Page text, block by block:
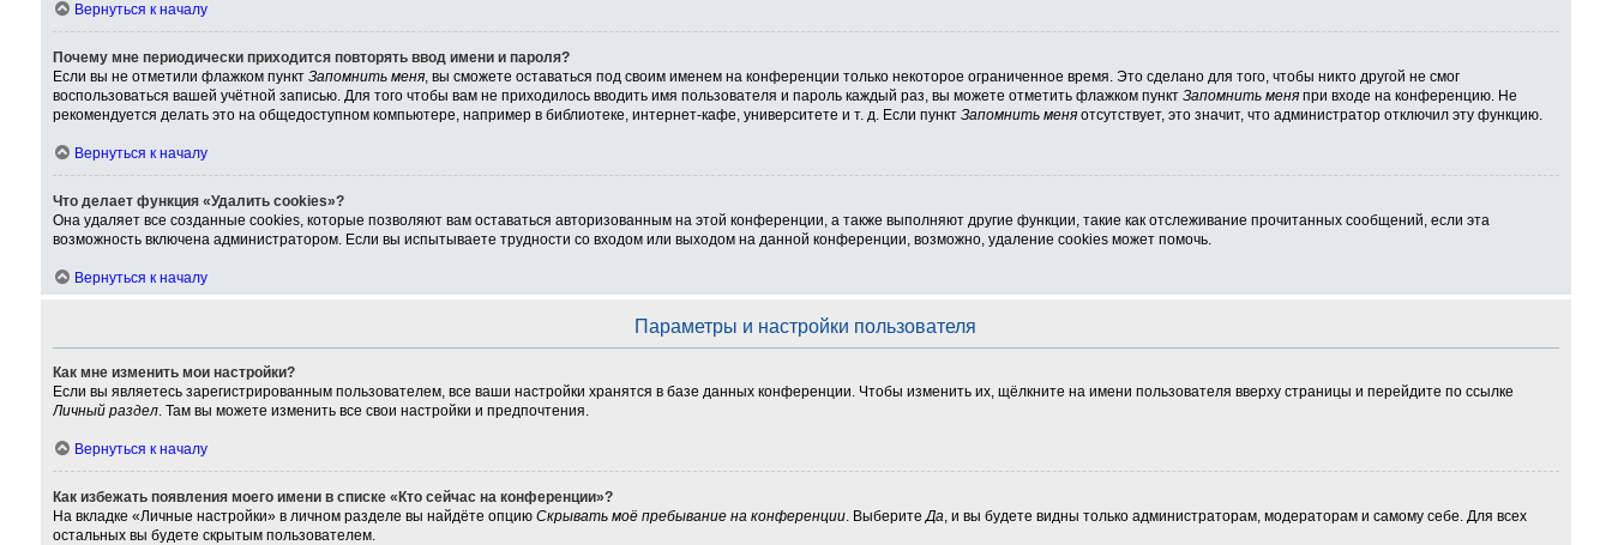
Вернуться к началу
Почему мне периодически приходится повторять ввод имени и пароля?
Если вы не отметили флажком пункт Запомнить меня, вы сможете оставаться под своим именем на конференции только некоторое ограниченное время. Это сделано для того, чтобы никто другой не смог
воспользоваться вашей учётной записью. Для того чтобы вам не приходилось вводить имя пользователя и пароль каждый раз, вы можете отметить флажком пункт Запомнить меняпри входе на конференцию. Не
рекомендуется делать это на общедоступном компьютере, например в библиотеке, интернет-кафе, университете и т. д. Если пункт Запомнить меняотсутствует, это значит, что администратор отключил эту функцию.
Вернуться к началу
Что делает функция «Удалить cookies»?
Она удаляет все созданные cookies, которые позволяют вам оставаться авторизованным на этой конференции, а также выполняют другие функции, такие как отслеживание прочитанных сообщений, если эта
возможность включена администратором. Если вы испытываете трудности со входом или выходом на данной конференции, возможно, удаление cookies может помочь.
Вернуться к началу
Параметры и настройки пользователя
Как мне изменить мои настройки?
Если вы являетесь зарегистрированным пользователем, все ваши настройки хранятся в базе данных конференции. Чтобы изменить их, щёлкните на имени пользователя вверху страницы и перейдите по ссылке
Личный раздел. Там вы можете изменить все свои настройки и предпочтения.
Вернуться к началу
Как избежать появления моего имени в списке «Кто сейчас на конференции»?
На вкладке «Личные настройки» в личном разделе вы найдёте опцию Скрывать моё пребывание на конференции. ВыберитеДа, и вы будете видны только администраторам, модераторам и самому себе. Для всех
остальных вы будете скрытым пользователем.